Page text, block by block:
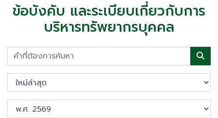
ข้อบังคับ และระเบียบเกี่ยวกับการ
บริหารทรัพยากรบุคคล